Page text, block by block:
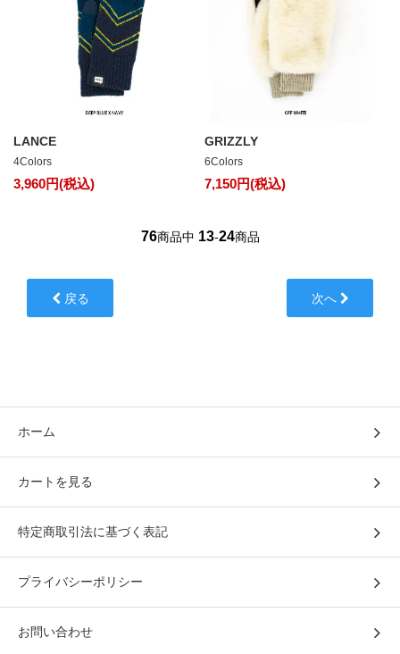
LANCE
4Colors
3,960円(税込)
GRIZZLY
6Colors
7,150円(税込)
76商品中 13-24商品
戻る 次へ
ホーム
カートを見る
特定商取引法に基づく表記
プライバシーポリシー
お問い合わせ